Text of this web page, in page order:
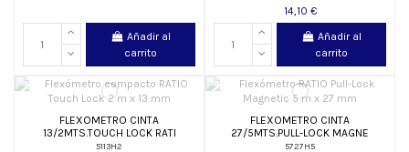
Añadir al
carrito
14,10 €
Añadir al
carrito
FLEXOMETRO CINTA
13/2MTS.TOUCH LOCK RATI
5113H2
FLEXOMETRO CINTA
27/5MTS.PULL-LOCK MAGNE
5727H5